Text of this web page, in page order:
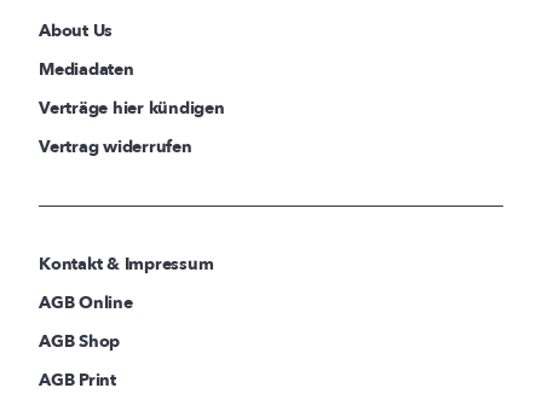
About Us
Mediadaten
Verträge hier kündigen
Vertrag widerrufen
Kontakt & Impressum
AGB Online
AGB Shop
AGB Print